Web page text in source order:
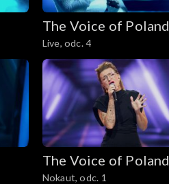
The Voice of Poland
Live, odc. 4
The Voice of Poland
Nokaut, odc. 1